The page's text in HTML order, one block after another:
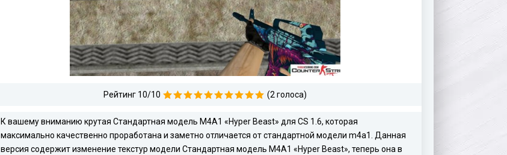
Рейтинг 10/10 (2 голоса)
К вашему вниманию крутая Стандартная модель M4A1 «Hyper Beast» для CS 1.6, которая
максимально качественно проработана и заметно отличается от стандартной модели m4a1. Данная
версия содержит изменение текстур модели Стандартная модель M4A1 «Hyper Beast», теперь она в